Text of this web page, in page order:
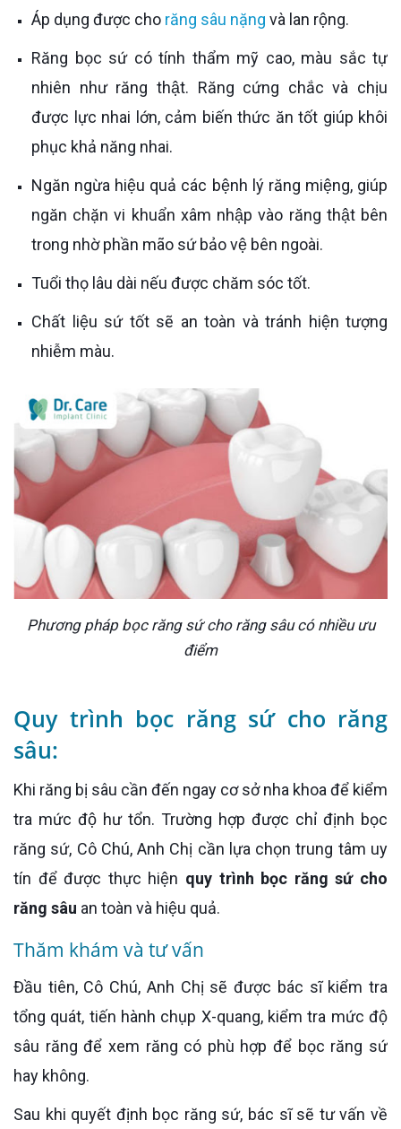
Áp dụng được cho răng sâu nặng và lan rộng.
Răng bọc sứ có tính thẩm mỹ cao, màu sắc tự
nhiên như răng thật. Răng cứng chắc và chịu
được lực nhai lớn, cảm biến thức ăn tốt giúp khôi
phục khả năng nhai.
Ngăn ngừa hiệu quả các bệnh lý răng miệng, giúp
ngăn chặn vi khuẩn xâm nhập vào răng thật bên
trong nhờ phần mão sứ bảo vệ bên ngoài.
Tuổi thọ lâu dài nếu được chăm sóc tốt.
Chất liệu sứ tốt sẽ an toàn và tránh hiện tượng
nhiễm màu.
Phương pháp bọc răng sứ cho răng sâu có nhiều ưu
điểm
Quy trình bọc răng sứ cho răng
sâu:
Khi răng bị sâu cần đến ngay cơ sở nha khoa để kiểm
tra mức độ hư tổn. Trường hợp được chỉ định bọc
răng sứ, Cô Chú, Anh Chị cần lựa chọn trung tâm uy
tín để được thực hiện quy trình bọc răng sứ cho
răng sâu an toàn và hiệu quả.
Thăm khám và tư vấn
Đầu tiên, Cô Chú, Anh Chị sẽ được bác sĩ kiểm tra
tổng quát, tiến hành chụp X-quang, kiểm tra mức độ
sâu răng để xem răng có phù hợp để bọc răng sứ
hay không.
Sau khi quyết định bọc răng sứ, bác sĩ sẽ tư vấn về